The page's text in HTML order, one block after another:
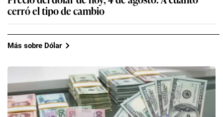
cerró el tipo de cambio
Más sobre Dólar